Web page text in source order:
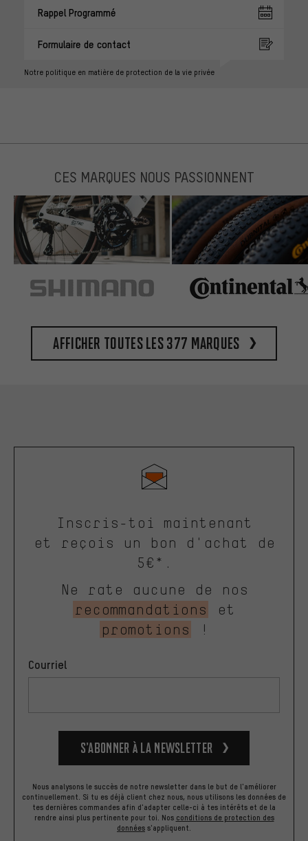
Rappel Programmé
Formulaire de contact
Notre politique en matière de protection de la vie privée
CES MARQUES NOUS PASSIONNENT
Afficher toutes les 377 marques
Inscris-toi maintenant
et reçois un bon d'achat de
5€*.
Ne rate aucune de nos
recommandations
et
promotions
!
Courriel
S’abonner à la newsletter
Nous analysons le succès de notre newsletter dans le but de l'améliorer
continuellement. Si tu es déjà client chez nous, nous utilisons les données de
tes dernières commandes afin d'adapter celle-ci à tes intérêts et de la
rendre ainsi plus pertinente pour toi. Nos conditions de protection des
données s'appliquent.